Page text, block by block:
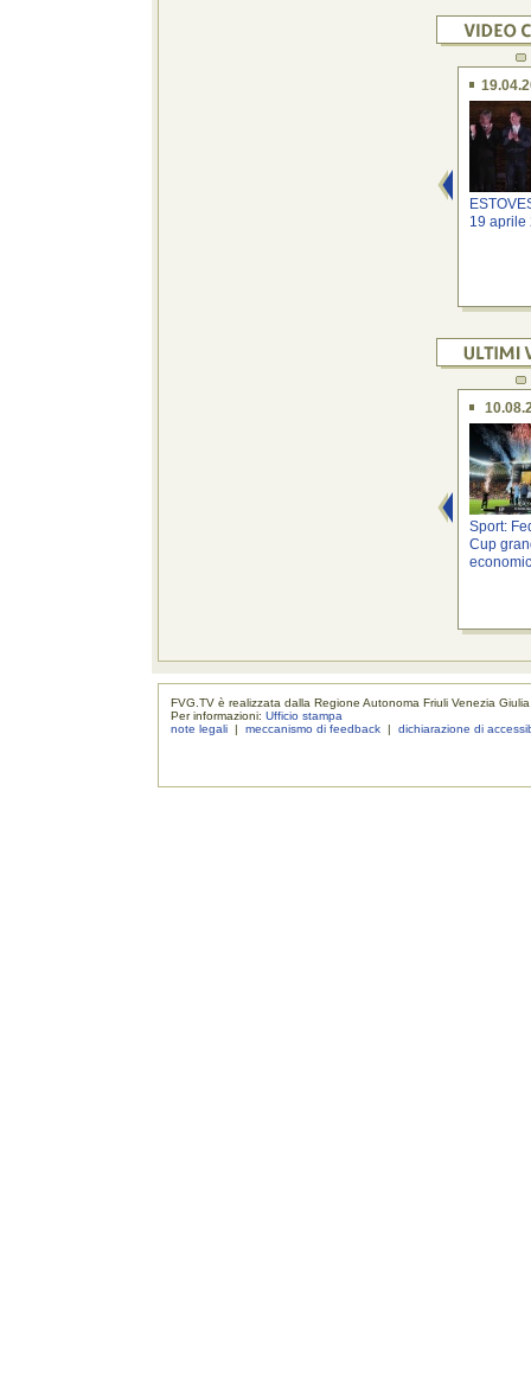
19 aprile
Sport:
Cup
FVG.TV è realizzata dalla Regione Autonoma Friuli Venezia Giulia
Per informazioni:Ufficio stampa
note legali |meccanismo di feedback |dichiarazione di